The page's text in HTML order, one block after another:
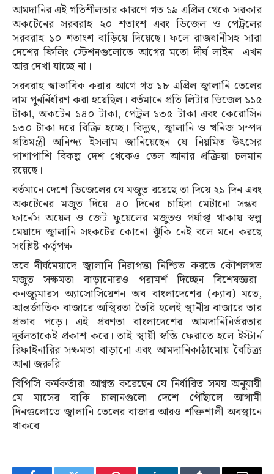
আমদানির এই গতিশীলতার কারণে গত ১৯ এপ্রিল থেকে সরকার
অকটেনের সরবরাহ ২০ শতাংশ এবং ডিজেল ও পেট্রলের
সরবরাহ ১০ শতাংশ বাড়িয়ে দিয়েছে। ফলে রাজধানীসহ সারা
দেশের ফিলিং স্টেশনগুলোতে আগের মতো দীর্ঘ লাইন এখন
আর দেখা যাচ্ছে না।
সরবরাহ স্বাভাবিক করার আগে গত ১৮ এপ্রিল জ্বালানি তেলের
দাম পুনর্নির্ধারণ করা হয়েছিল। বর্তমানে প্রতি লিটার ডিজেল ১১৫
টাকা, অকটেন ১৪০ টাকা, পেট্রল ১৩৫ টাকা এবং কেরোসিন
১৩০ টাকা দরে বিক্রি হচ্ছে। বিদ্যুৎ, জ্বালানি ও খনিজ সম্পদ
প্রতিমন্ত্রী অনিন্দ্য ইসলাম জানিয়েছেন যে নিয়মিত উৎসের
পাশাপাশি বিকল্প দেশ থেকেও তেল আনার প্রক্রিয়া চলমান
রয়েছে।
বর্তমানে দেশে ডিজেলের যে মজুত রয়েছে তা দিয়ে ২১ দিন এবং
অকটেনের মজুত দিয়ে ৪০ দিনের চাহিদা মেটানো সম্ভব।
ফার্নেস অয়েল ও জেট ফুয়েলের মজুতও পর্যাপ্ত থাকায় স্বল্প
মেয়াদে জ্বালানি সংকটের কোনো ঝুঁকি নেই বলে মনে করছে
সংশ্লিষ্ট কর্তৃপক্ষ।
তবে দীর্ঘমেয়াদে জ্বালানি নিরাপত্তা নিশ্চিত করতে কৌশলগত
মজুত সক্ষমতা বাড়ানোরও পরামর্শ দিচ্ছেন বিশেষজ্ঞরা।
কনজ্যুমারস অ্যাসোসিয়েশন অব বাংলাদেশের (ক্যাব) মতে,
আন্তর্জাতিক বাজারে অস্থিরতা তৈরি হলেই স্থানীয় বাজারে তার
প্রভাব পড়ে। এই প্রবণতা বাংলাদেশের আমদানিনির্ভরতার
দুর্বলতাকেই প্রকাশ করে। তাই স্থায়ী স্বস্তি ফেরাতে হলে ইস্টার্ন
রিফাইনারির সক্ষমতা বাড়ানো এবং আমদানিকাঠামোয় বৈচিত্র্য
আনা জরুরি।
বিপিসি কর্মকর্তারা আশ্বস্ত করেছেন যে নির্ধারিত সময় অনুযায়ী
মে মাসের বাকি চালানগুলো দেশে পৌঁছালে আগামী
দিনগুলোতে জ্বালানি তেলের বাজার আরও শক্তিশালী অবস্থানে
থাকবে।